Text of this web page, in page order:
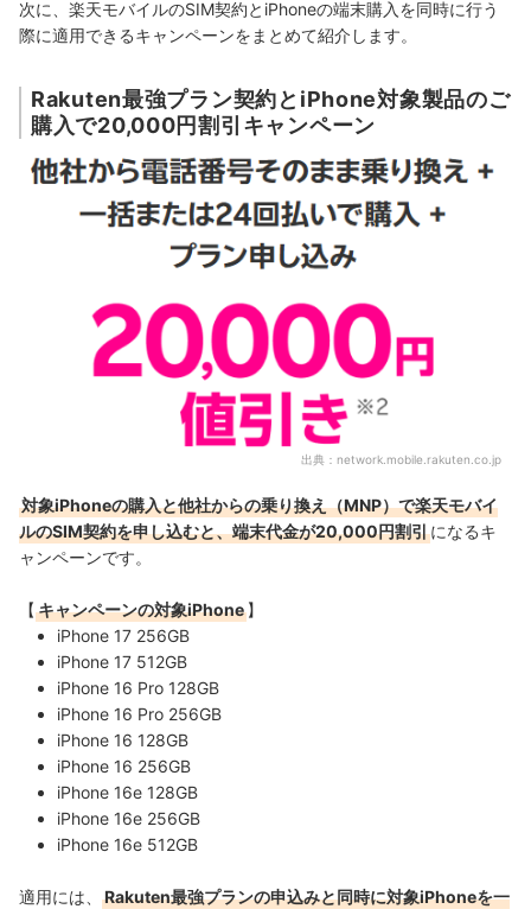
次に、楽天モバイルのSIM契約とiPhoneの端末購入を同時に行う
際に適用できるキャンペーンをまとめて紹介します。
Rakuten最強プラン契約とiPhone対象製品のご
購入で20,000円割引キャンペーン
出典： network.mobile.rakuten.co.jp
対象iPhoneの購入と他社からの乗り換え（MNP）で楽天モバイ
ルのSIM契約を申し込むと、端末代金が20,000円割引になるキ
ャンペーンです。
【 キャンペーンの対象iPhone 】
iPhone 17 256GB
iPhone 17 512GB
iPhone 16 Pro 128GB
iPhone 16 Pro 256GB
iPhone 16 128GB
iPhone 16 256GB
iPhone 16e 128GB
iPhone 16e 256GB
iPhone 16e 512GB
適用には、
Rakuten最強プランの申込みと同時に対象iPhoneを一